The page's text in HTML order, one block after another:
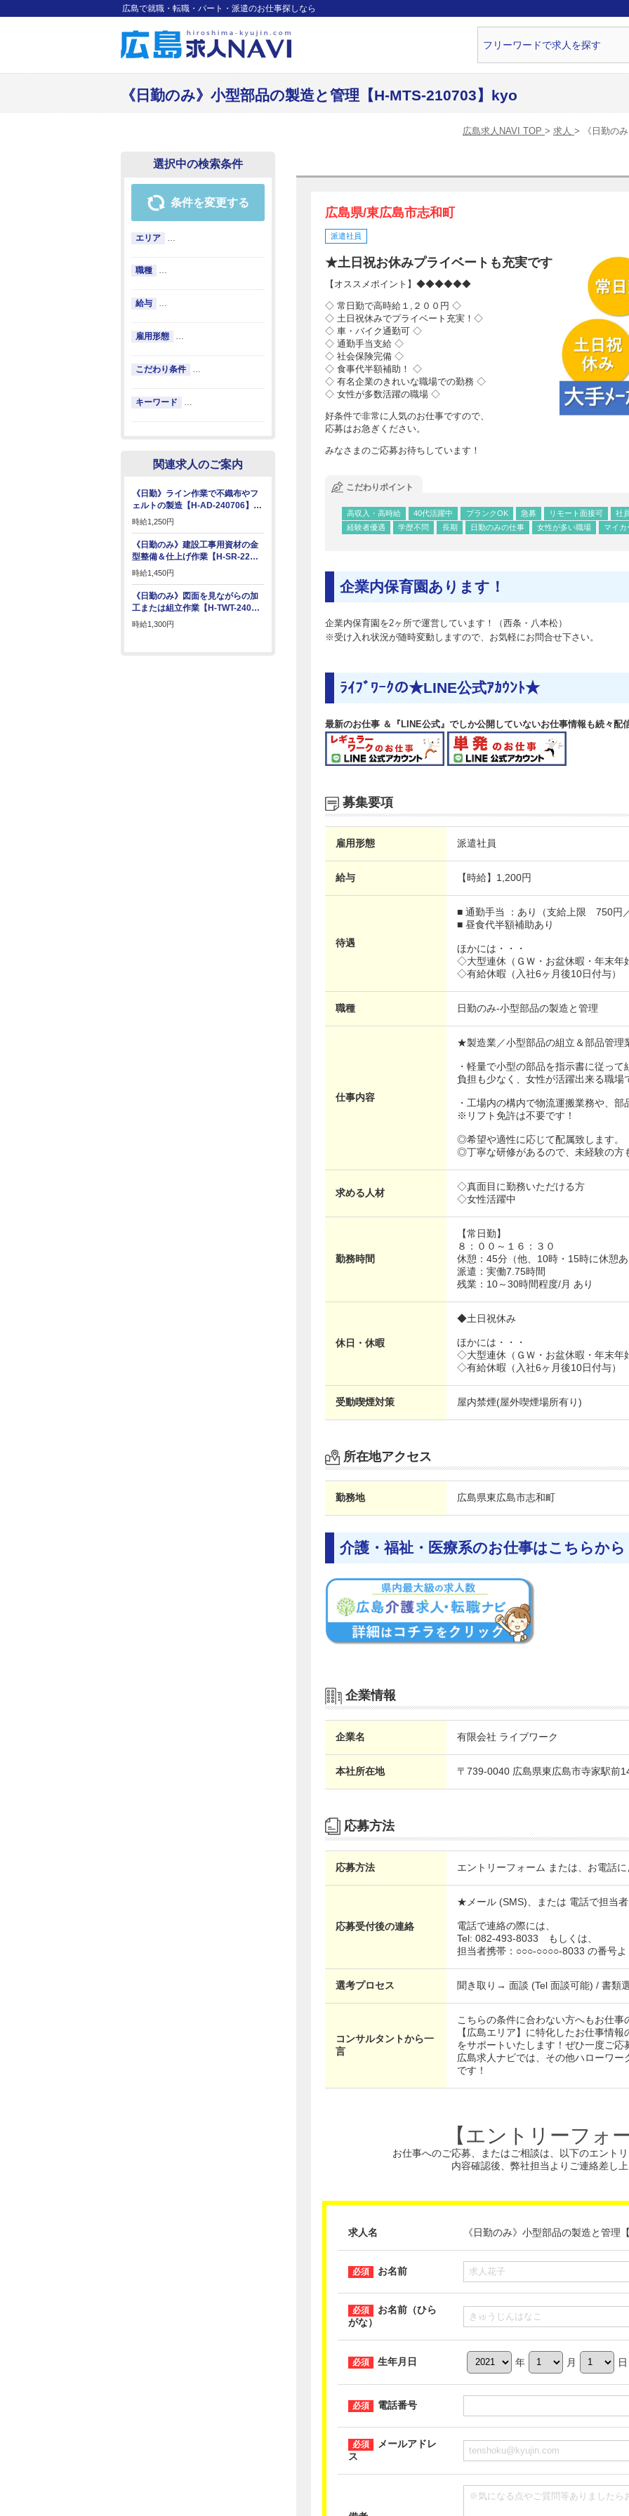
広島で就職・転職・パート・派遣のお仕事探しなら
《日勤のみ》小型部品の製造と管理【H-MTS-210703】kyo
広島求人NAVI TOP 求人 《日勤の
広島県/東広島市志和町
派遣社員
★土日祝お休みプライベートも充実です
【オススメポイント】◆◆◆◆◆◆
◇ 常日勤で高時給１,２００円 ◇
◇ 土日祝休みでプライベート充実！◇
◇ 車・バイク通勤可 ◇
◇ 通勤手当支給 ◇
◇ 社会保険完備 ◇
◇ 食事代半額補助！ ◇
◇ 有名企業のきれいな職場での勤務 ◇
◇ 女性が多数活躍の職場 ◇
好条件で非常に人気のお仕事ですので、
応募はお急ぎください。
みなさまのご応募お待ちしています！
こだわりポイント
高収入・高時給 40代活躍中 ブランクOK 急募 リモート面接可 社
経験者優遇
学歴不問 長期 日勤のみの仕事 女性が多い職場 マイカ
企業内保育園あります！
企業内保育園を2ヶ所で運営しています！（西条・八本松）
※受け入れ状況が随時変動しますので、お気軽にお問合せ下さい。
ﾗｲﾌﾞﾜｰｸの★LINE公式ｱｶｳﾝﾄ★
最新のお仕事 ＆『LINE公式』でしか公開していないお仕事情報も続々配
募集要項
雇用形態 派遣社員
給与 【時給】 1,200円
待遇
■ 通勤手当 ：あり（支給上限 750円／
■ 昼食代半額補助あり
ほかには・・・
◇大型連休（ＧＷ・お盆休暇・年末年
◇有給休暇（入社6ヶ月後10日付与）
職種 日勤のみ-小型部品の製造と管理
仕事内容
★製造業／小型部品の組立＆部品管理
・軽量で小型の部品を指示書に従って
負担も少なく、女性が活躍出来る職場
・工場内の構内で物流運搬業務や、部
※リフト免許は不要です！
◎希望や適性に応じて配属致します。
◎丁寧な研修があるので、未経験の方
求める人材
◇真面目に勤務いただける方
◇女性活躍中
勤務時間
【常日勤】
８：００～１６：３０
休憩：45分（他、10時・15時に休憩
派遣：実働7.75時間
残業：10～30時間程度/月 あり
休日・休暇
◆土日祝休み
ほかには・・・
◇大型連休（ＧＷ・お盆休暇・年末年
◇有給休暇（入社6ヶ月後10日付与）
受動喫煙対策 屋内禁煙(屋外喫煙場所有り)
所在地アクセス
勤務地 広島県東広島市志和町
介護・福祉・医療系のお仕事はこちらから
企業情報
企業名 有限会社 ライブワーク
本社所在地 〒739-0040 広島県東広島市寺家駅前
応募方法
応募方法 エントリーフォーム または、お電話に
応募受付後の連絡
★メール (SMS)、または 電話で担当者
電話で連絡の際には、
Tel: 082-493-8033 もしくは、
担当者携帯：○○○-○○○○-8033 の番号よ
選考プロセス 聞き取り→ 面談 (Tel 面談可能) / 書類
コンサルタントから一
言
こちらの条件に合わない方へもお仕事
【広島エリア】に特化したお仕事情
をサポートいたします！ぜひ一度ご
広島求人ナビでは、その他ハローワ
です！
【エントリーフォ
お仕事へのご応募、またはご相談は、 以下のエント
内容確認後、弊社担当よりご連絡差し上
求人名 《日勤のみ》小型部品の製造と管理
お名前
お名前（ひら
がな）
生年月日 年 月 日
電話番号
メールアドレ
ス
選択中の検索条件
条件を変更する
エリア
職種 …
給与 …
雇用形態 …
こだわり条件
キーワード
関連求人のご案内
《日勤》ライン作業で不織布やフ
ェルトの製造【H-AD-240706】…
時給1,250円
《日勤のみ》建設工事用資材の金
型整備＆仕上げ作業【H-SR-22…
時給1,450円
《日勤のみ》図面を見ながらの加
工または組立作業【H-TWT-240…
時給1,300円